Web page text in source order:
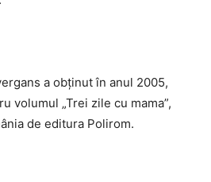
a obţinut în anul 2005,
volumul „Trei zile cu mama”,
de editura Polirom.